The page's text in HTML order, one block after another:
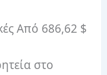
Από 686,62 $
στο